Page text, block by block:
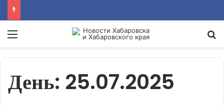
Menu
День: 25.07.2025